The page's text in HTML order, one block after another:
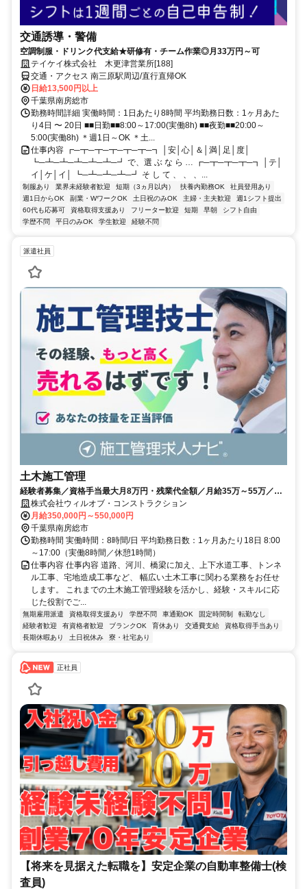
交通誘導・警備
空調制服・ドリンク代支給★研修有・チーム作業◎月33万円～可
テイケイ株式会社 木更津営業所[188]
交通・アクセス 南三原駅周辺/直行直帰OK
日給13,500円以上
千葉県南房総市
勤務時間詳細 実働時間：1日あたり8時間 平均勤務日数：1ヶ月あた
り4日 〜 20日 ■■日勤■■8:00～17:00(実働8h) ■■夜勤■■20:00～
5:00(実働8h) ＊週1日～OK ＊土...
仕事内容 ┏─┳─┳─┳─┳─┳─┓ │安│心│＆│満│足│度│
┗─┻─┻─┻─┻─┻─┛ で、選 ぶ な ら … ┏─┳─┳─┳─┓ │テ│
イ│ケ│イ│ ┗─┻─┻─┻─┛ そ し て 、 、 、...
制服あり 業界未経験者歓迎 短期（3ヵ月以内） 扶養内勤務OK
社員登用あり
週1日からOK
副業・WワークOK 土日祝のみOK 主婦・主夫歓迎
週1シフト提出
60代も応募可
資格取得支援あり フリーター歓迎 短期 早朝
シフト自由
学歴不問
平日のみOK 学生歓迎 経験不問
派遣社員
土木施工管理
経験者募集／資格手当最大月8万円・残業代全額／月給35万～55万／転
勤・単身赴任なし
株式会社ウィルオブ・コンストラクション
月給350,000円～550,000円
千葉県南房総市
勤務時間 実働時間：8時間/日 平均勤務日数：1ヶ月あたり18日 8:00
～17:00（実働8時間／休憩1時間）
仕事内容 仕事内容 道路、河川、橋梁に加え、上下水道工事、トンネ
ル工事、宅地造成工事など、 幅広い土木工事に関わる業務をお任せ
します。 これまでの土木施工管理経験を活かし、経験・スキルに応
じた役割でご...
無期雇用派遣 資格取得支援あり 学歴不問 車通勤OK 固定時間制
転勤なし
経験者歓迎
有資格者歓迎 ブランクOK 育休あり 交通費支給
資格取得手当あり
長期休暇あり
土日祝休み 寮・社宅あり
正社員
【将来を見据えた転職を】安定企業の自動車整備士(検
査員)